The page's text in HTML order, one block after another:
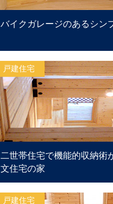
バイクガレージのあるシン
戸建住宅
二世帯住宅で機能的収納術
文住宅の家
戸建住宅